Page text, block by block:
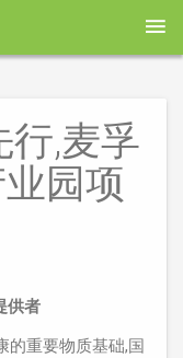
行,麦孚
园项
供者
的重要物质基础,国